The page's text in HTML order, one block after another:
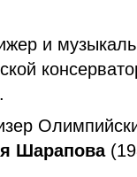
и
Шарапова